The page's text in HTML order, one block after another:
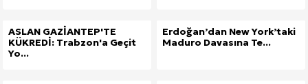
ASLAN GAZİANTEP'TE
KÜKREDİ: Trabzon'a Geçit
Yo...
Erdoğan’dan New York’taki
Maduro Davasına Te...